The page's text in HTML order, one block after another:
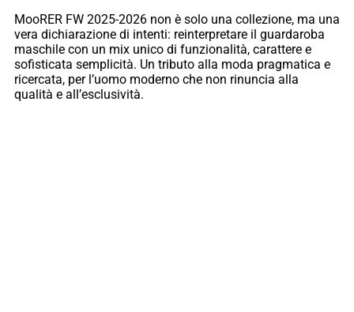
MooRER FW 2025-2026 non è solo una collezione, ma una
vera dichiarazione di intenti: reinterpretare il guardaroba
maschile con un mix unico di funzionalità, carattere e
sofisticata semplicità. Un tributo alla moda pragmatica e
ricercata, per l’uomo moderno che non rinuncia alla
qualità e all’esclusività.